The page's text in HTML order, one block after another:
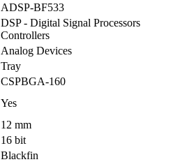
ADSP-BF533
DSP - Digital Signal Processors
Controllers
Analog Devices
Tray
CSPBGA-160
Yes
12 mm
16 bit
Blackfin